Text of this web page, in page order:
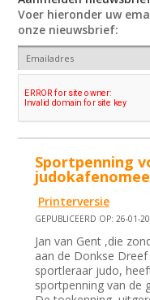
Voer hieronder uw
onze nieuwsbrief:
Sportpenning
Printerversie
GEPUBLICEERD OP: 26-01-
Jan van Gent ,die
aan de Donkse
sportleraar judo,
sportpenning van de